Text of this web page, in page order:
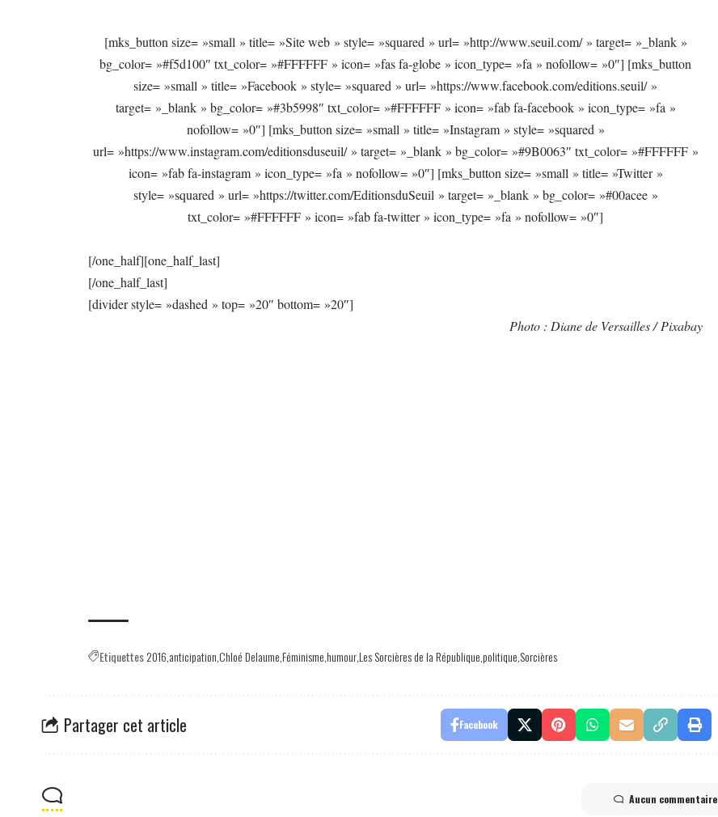
[mks_button size= »small » title= »Site web » style= »squared » url= »http://www.seuil.com/ » target= »_blank »
bg_color= »#f5d100″ txt_color= »#FFFFFF » icon= »fas fa-globe » icon_type= »fa » nofollow= »0″] [mks_button
size= »small » title= »Facebook » style= »squared » url= »https://www.facebook.com/editions.seuil/ »
target= »_blank » bg_color= »#3b5998″ txt_color= »#FFFFFF » icon= »fab fa-facebook » icon_type= »fa »
nofollow= »0″] [mks_button size= »small » title= »Instagram » style= »squared »
url= »https://www.instagram.com/editionsduseuil/ » target= »_blank » bg_color= »#9B0063″ txt_color= »#FFFFFF »
icon= »fab fa-instagram » icon_type= »fa » nofollow= »0″] [mks_button size= »small » title= »Twitter »
style= »squared » url= »https://twitter.com/EditionsduSeuil » target= »_blank » bg_color= »#00acee »
txt_color= »#FFFFFF » icon= »fab fa-twitter » icon_type= »fa » nofollow= »0″]
[/one_half][one_half_last]
[/one_half_last]
[divider style= »dashed » top= »20″ bottom= »20″]
Photo : Diane de Versailles / Pixabay
Etiquettes2016 anticipation Chloé Delaume Féminisme humourLes Sorcières de la République politique Sorcières
Partager cet article Facebook
Aucun commentaire